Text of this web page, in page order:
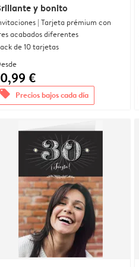
y bonito
| Tarjeta prémium con
acabados diferentes
de 10 tarjetas
€
offers Precios bajos cada día